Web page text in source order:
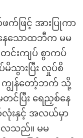
ဖြင့် အားပြုကာ
ေသောထဘီက မမ
တင်းကျပ် စွာကပ်
မိသွားပြီး လှုပ်စိ
ကျွန်တော့်ဘက် သို့
ပြီး ရေညှစ်နေ
လုံးနှင့် အလယ်မှာ
ေသည်။ မမ